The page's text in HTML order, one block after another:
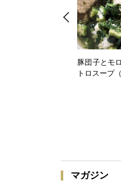
豚団子とモ
トロスープ
マガジン